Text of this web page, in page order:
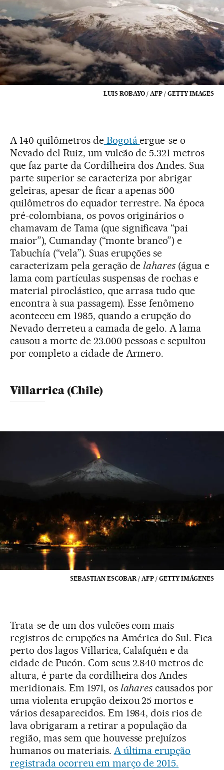
LUIS ROBAYO / AFP / GETTY IMAGES
A 140 quilômetros deBogotáergue-se o
Nevado del Ruiz, um vulcão de 5.321 metros
que faz parte da Cordilheira dos Andes. Sua
parte superior se caracteriza por abrigar
geleiras, apesar de ficar a apenas 500
quilômetros do equador terrestre. Na época
pré-colombiana, os povos originários o
chamavam de Tama (que significava “pai
maior”), Cumanday (“monte branco”) e
Tabuchía (“vela”). Suas erupções se
caracterizam pela geração de lahares (água e
lama com partículas suspensas de rochas e
material piroclástico, que arrasa tudo que
encontra à sua passagem). Esse fenômeno
aconteceu em 1985, quando a erupção do
Nevado derreteu a camada de gelo. A lama
causou a morte de 23.000 pessoas e sepultou
por completo a cidade de Armero.
Villarrica (Chile)
SEBASTIAN ESCOBAR / AFP / GETTY IMÁGENES
Trata-se de um dos vulcões com mais
registros de erupções na América do Sul. Fica
perto dos lagos Villarica, Calafquén e da
cidade de Pucón. Com seus 2.840 metros de
altura, é parte da cordilheira dos Andes
meridionais. Em 1971, os lahares causados por
uma violenta erupção deixou 25 mortos e
vários desaparecidos. Em 1984, dois rios de
lava obrigaram a retirar a população da
região, mas sem que houvesse prejuízos
humanos ou materiais. A última erupção
registrada ocorreu em março de 2015.